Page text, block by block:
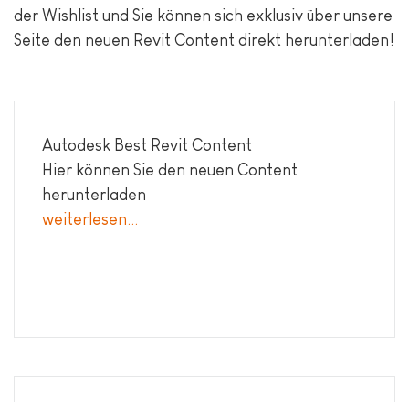
der Wishlist und Sie können sich exklusiv über unsere
Seite den neuen Revit Content direkt herunterladen!
Autodesk Best Revit Content
Hier können Sie den neuen Content
herunterladen
weiterlesen...